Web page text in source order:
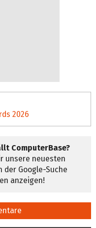
2026
ComputerBase?
unsere neuesten
der Google-Suche
anzeigen!